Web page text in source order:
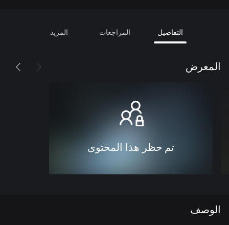
التفاصيل المراجعات المزيد
المعرض
تم حظر هذا المحتوى
الوصف